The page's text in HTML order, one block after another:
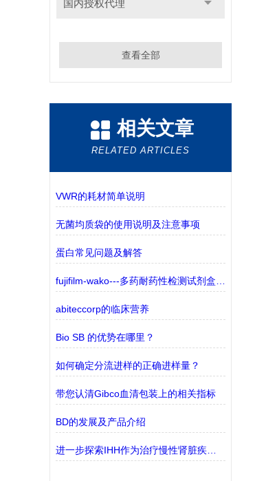
国内授权代理
查看全部
相关文章
RELATED ARTICLES
VWR的耗材简单说明
无菌均质袋的使用说明及注意事项
蛋白常见问题及解答
abiteccorp的临床营养
Bio SB 的优势在哪里？
如何确定分流进样的正确进样量？
带您认清Gibco血清包装上的相关指标
BD的发展及产品介绍
进一步探索IHH作为治疗慢性肾脏疾病(CKD)的潜在靶点